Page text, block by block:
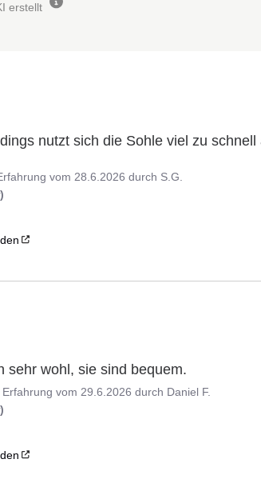
erstellt
nutzt sich die Sohle viel zu
vom 28.6.2026 durch S.G.
sehr wohl, sie sind bequem.
Erfahrung vom29.6.2026 durch Daniel F.